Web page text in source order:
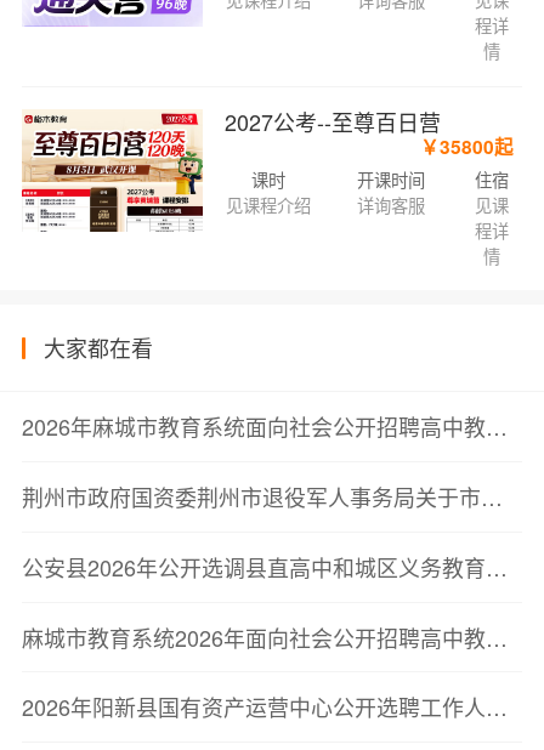
程详
情
2027公考--至尊百日营
￥35800起
课时
见课程介绍
开课时间
详询客服
住宿
见课
程详
情
大家都在看
2026年麻城市教育系统面向社会公开招聘高中教师资格复审公告
荆州市政府国资委荆州市退役军人事务局关于市属企业面向退役军人专项招聘纪检工作人员面试公告
公安县2026年公开选调县直高中和城区义务教育学校教师公告
麻城市教育系统2026年面向社会公开招聘高中教师资格复审公告
2026年阳新县国有资产运营中心公开选聘工作人员名单公示